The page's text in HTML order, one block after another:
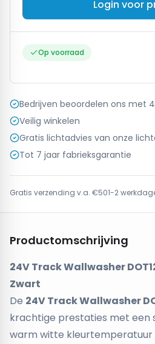
Login voor
Op voorraad
Bedrijven beoordelen ons met
Veilig winkelen
Gratis lichtadvies van onze
Tot 7 jaar fabrieksgarantie
Gratis verzending v.a. €501-2
Productomschrijving
24V Track Wallwasher
Zwart
De 24V Track Wallwasher
krachtige prestaties met een
warm witte kleurtemperatuur